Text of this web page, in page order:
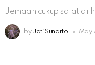
Jemaah cukup salat di
by Jati Sunarto May